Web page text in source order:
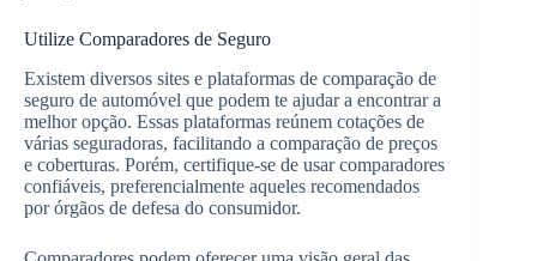
Utilize Comparadores de Seguro
Existem diversos sites e plataformas de comparação de
seguro de automóvel que podem te ajudar a encontrar a
melhor opção. Essas plataformas reúnem cotações de
várias seguradoras, facilitando a comparação de preços
e coberturas. Porém, certifique-se de usar comparadores
confiáveis, preferencialmente aqueles recomendados
por órgãos de defesa do consumidor.